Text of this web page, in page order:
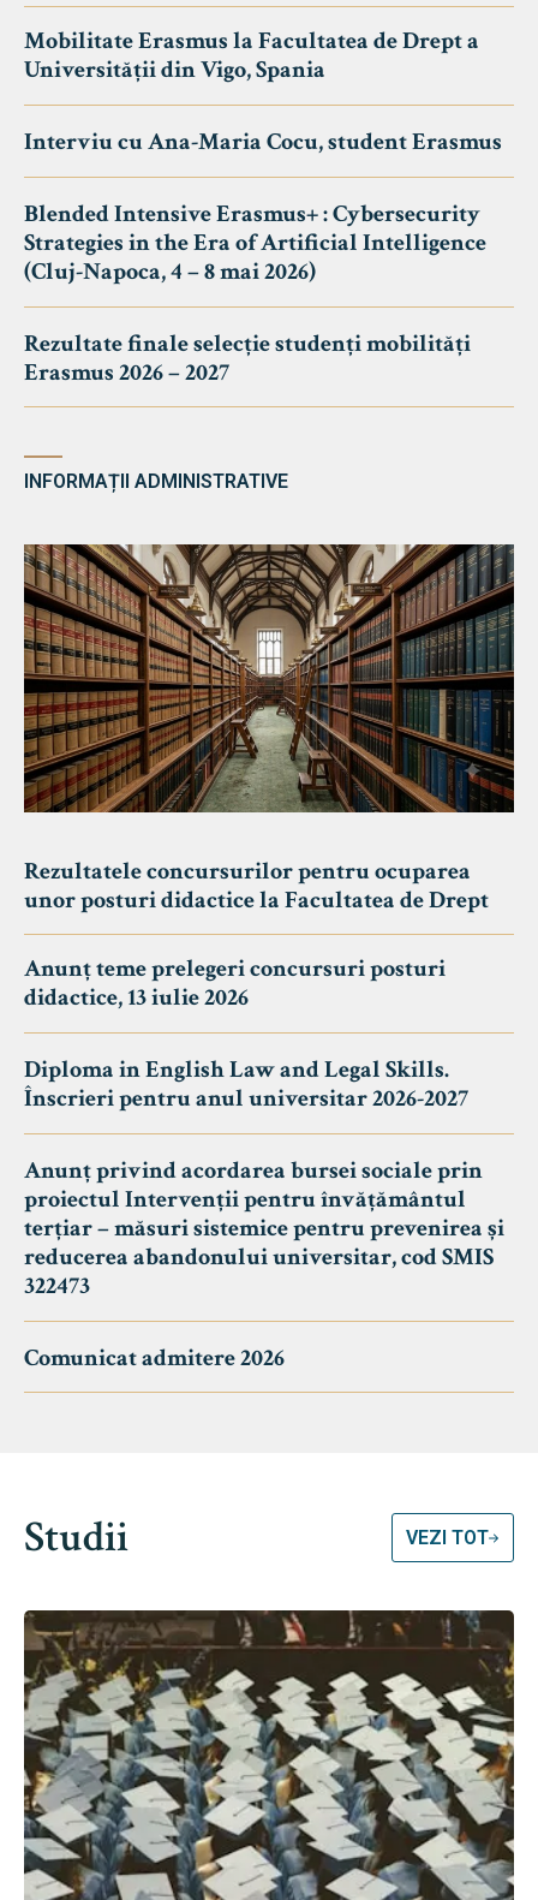
Mobilitate Erasmus la Facultatea de Drept a
Universității din Vigo, Spania
Interviu cu Ana-Maria Cocu, student Erasmus
Blended Intensive Erasmus+ : Cybersecurity
Strategies in the Era of Artificial Intelligence
(Cluj-Napoca, 4 – 8 mai 2026)
Rezultate finale selecție studenți mobilități
Erasmus 2026 – 2027
INFORMAȚII ADMINISTRATIVE
Rezultatele concursurilor pentru ocuparea
unor posturi didactice la Facultatea de Drept
Anunț teme prelegeri concursuri posturi
didactice, 13 iulie 2026
Diploma in English Law and Legal Skills.
Înscrieri pentru anul universitar 2026-2027
Anunț privind acordarea bursei sociale prin
proiectul Intervenții pentru învățământul
terțiar – măsuri sistemice pentru prevenirea și
reducerea abandonului universitar, cod SMIS
322473
Comunicat admitere 2026
Studii VEZI TOT